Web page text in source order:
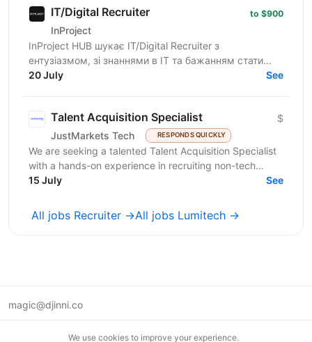
IT/Digital Recruiter
InProject
to $900
InProject HUB шукає IT/Digital Recruiter з
ентузіазмом, зі знаннями в IT та бажанням стати
частиною нашої команди. InProject понад 7 років
20 July See
Talent Acquisition Specialist
JustMarkets Tech RESPONDS QUICKLY
$
We are seeking a talented Talent Acquisition Specialist
with a hands-on experience in recruiting non-tech
professionals. As a Talent Acquisition Specialist...
15 July See
All jobs Recruiter →All jobs Lumitech →
magic@djinni.co
We use cookies to improve your experience.